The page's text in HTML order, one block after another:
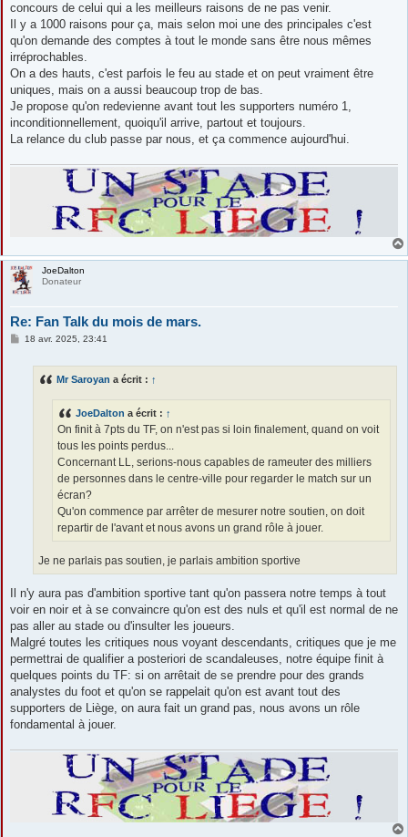
concours de celui qui a les meilleurs raisons de ne pas venir.
Il y a 1000 raisons pour ça, mais selon moi une des principales c'est
qu'on demande des comptes à tout le monde sans être nous mêmes
irréprochables.
On a des hauts, c'est parfois le feu au stade et on peut vraiment être
uniques, mais on a aussi beaucoup trop de bas.
Je propose qu'on redevienne avant tout les supporters numéro 1,
inconditionnellement, quoiqu'il arrive, partout et toujours.
La relance du club passe par nous, et ça commence aujourd'hui.
JoeDalton
Donateur
Re: Fan Talk du mois de mars.
M18 avr. 2025, 23:41
Mr Saroyan a écrit : ↑
JoeDalton a écrit : ↑
On finit à 7pts du TF, on n'est pas si loin finalement, quand on voit
tous les points perdus...
Concernant LL, serions-nous capables de rameuter des milliers
de personnes dans le centre-ville pour regarder le match sur un
écran?
Qu'on commence par arrêter de mesurer notre soutien, on doit
repartir de l'avant et nous avons un grand rôle à jouer.
Je ne parlais pas soutien, je parlais ambition sportive
Il n'y aura pas d'ambition sportive tant qu'on passera notre temps à tout
voir en noir et à se convaincre qu'on est des nuls et qu'il est normal de ne
pas aller au stade ou d'insulter les joueurs.
Malgré toutes les critiques nous voyant descendants, critiques que je me
permettrai de qualifier a posteriori de scandaleuses, notre équipe finit à
quelques points du TF: si on arrêtait de se prendre pour des grands
analystes du foot et qu'on se rappelait qu'on est avant tout des
supporters de Liège, on aura fait un grand pas, nous avons un rôle
fondamental à jouer.